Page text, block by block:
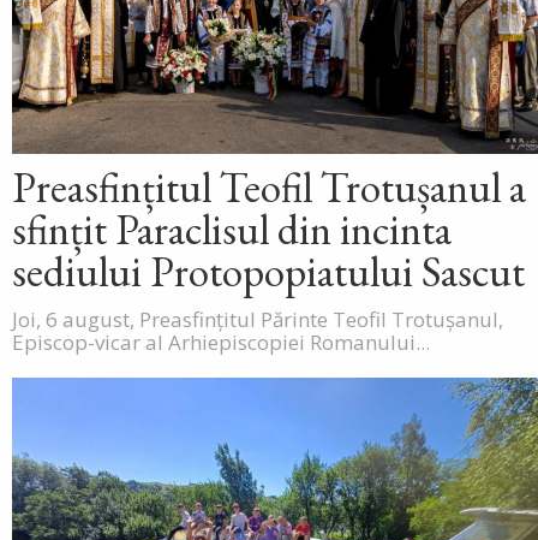
Preasfințitul Teofil Trotușanul a
sfințit Paraclisul din incinta
sediului Protopopiatului Sascut
Joi, 6 august, Preasfințitul Părinte Teofil Trotușanul,
Episcop-vicar al Arhiepiscopiei Romanului...